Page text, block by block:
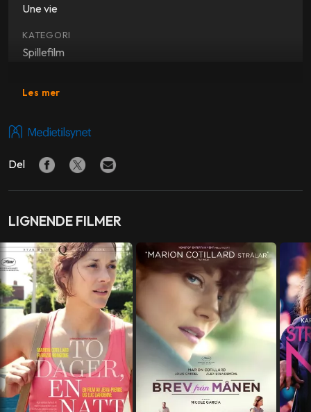
Une vie
KATEGORI
Spillefilm
Drama
SKUESPILLERE
Guy de Maupassant
Stéphane Brizé
PRODUSENT
Miléna Poylo Gilles Sacuto
FOTO
Antoine Héberlé
MUSIKK
Olivier Baumont
MANUS
Les mer
Del
LIGNENDE FILMER